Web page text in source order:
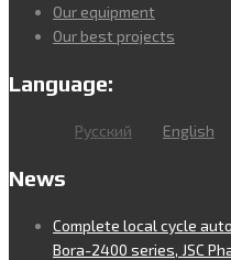
Our equipment
Our best projects
Language:
Русский English
News
Complete local cycle
Bora-2400 series, JSC